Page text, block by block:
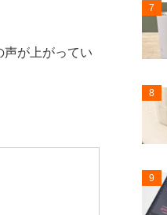
声が上がってい
7
8
9